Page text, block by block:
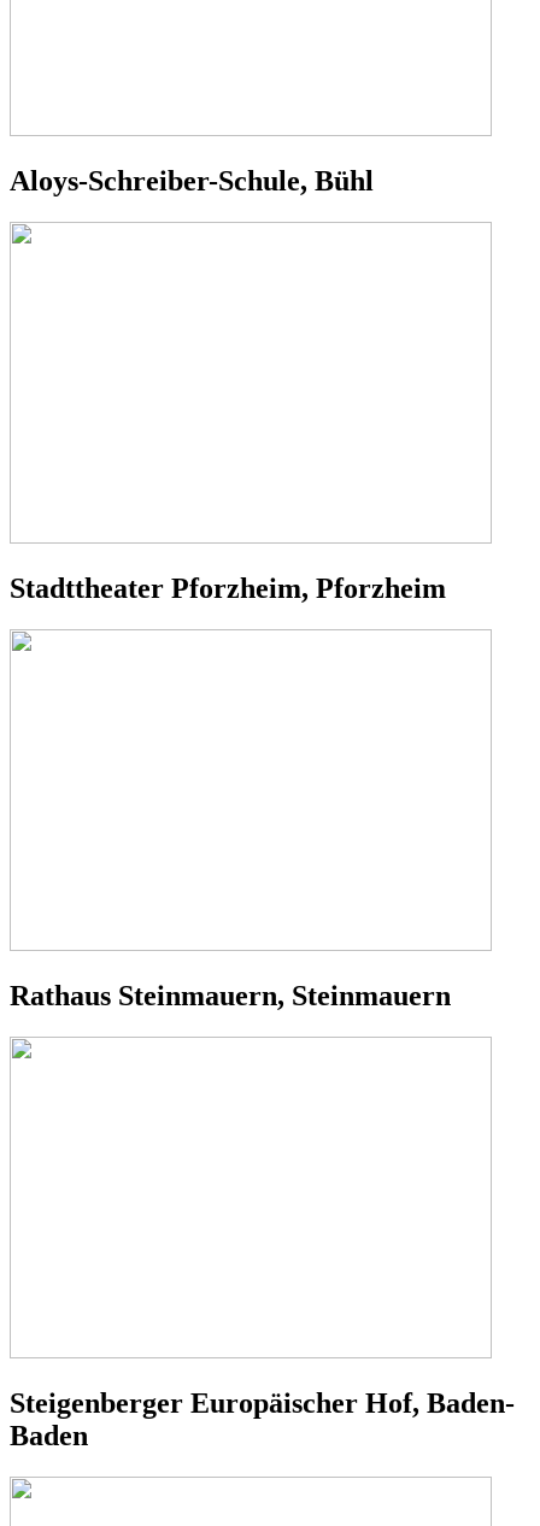
Aloys-Schreiber-Schule, Bühl
Stadttheater Pforzheim, Pforzheim
Rathaus Steinmauern, Steinmauern
Steigenberger Europäischer Hof, Baden-
Baden